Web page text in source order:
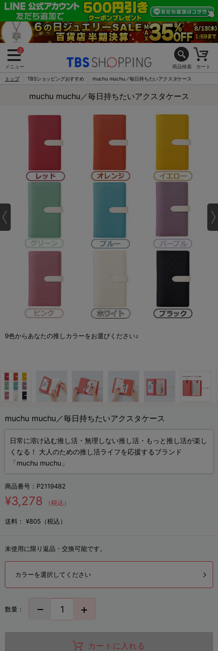
2
メニュー 商品検索 カート
トップ TBSショッピングおすすめ muchu muchu／毎日持ちたいアクスタケース
muchu muchu／毎日持ちたいアクスタケース
9色からあなたの推しカラーをお選びください♪
muchu muchu／毎日持ちたいアクスタケース
日常に溶け込む推し活・無理しない推し活・もっと推し活が楽し
くなる！ 大人のための推し活ライフを応援するブランド
「muchu muchu」
商品番号： P2119482
¥3,278 （税込）
送料： ¥805（税込）
未使用に限り返品・交換可能です。
カラーを選択してください
数量：
カートに入れる